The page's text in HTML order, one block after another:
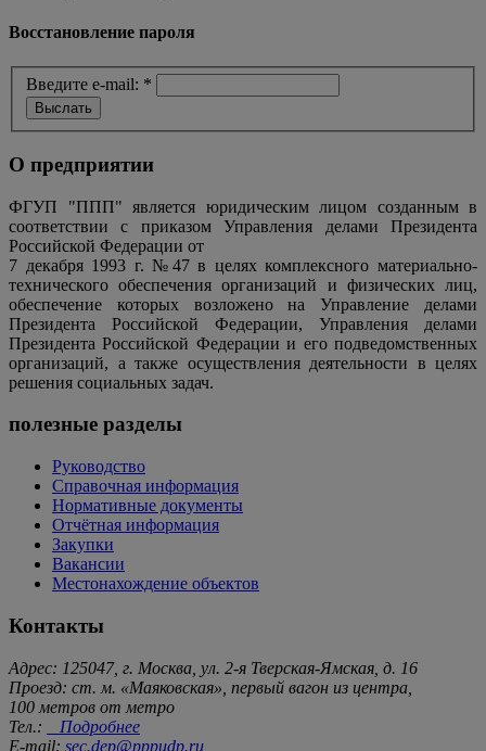
Восстановление пароля
Введите e-mail: *
О предприятии
ФГУП "ППП" является юридическим лицом созданным в
соответствии с приказом Управления делами Президента
Российской Федерации от
7 декабря 1993 г. №47 в целях комплексного материально-
технического обеспечения организаций и физических лиц,
обеспечение которых возложено на Управление делами
Президента Российской Федерации, Управления делами
Президента Российской Федерации и его подведомственных
организаций, а также осуществления деятельности в целях
решения социальных задач.
полезные разделы
Руководство
Справочная информация
Нормативные документы
Отчётная информация
Закупки
Вакансии
Местонахождение объектов
Контакты
Адрес: 125047, г. Москва, ул. 2-я Тверская-Ямская, д. 16
Проезд: ст. м. «Маяковская», первый вагон из центра,
100 метров от метро
Тел.:
Подробнее
E-mail: sec.dep@pppudp.ru